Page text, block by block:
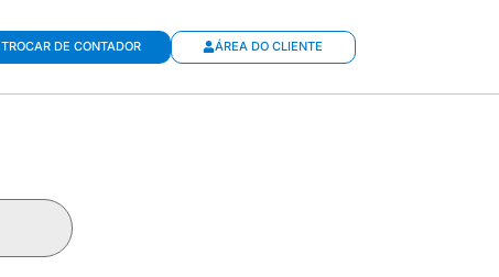
TROCAR DE CONTADOR ÁREA DO CLIENTE